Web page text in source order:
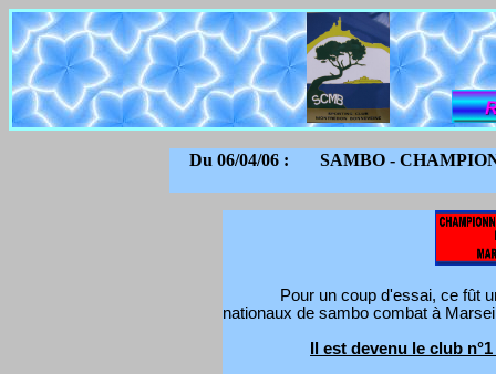
Du 06/04/06 : SAMBO -
Pour un coup d'essai, ce fût
nationaux de sambo combat à
Il est devenu le club